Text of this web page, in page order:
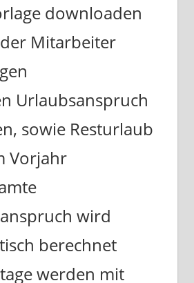
downloaden
Mitarbeiter
Urlaubsanspruch
sowie Resturlaub
Vorjahr
wird
berechnet
werden mit